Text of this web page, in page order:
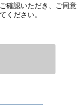
確認いただき、ご同意
ください。